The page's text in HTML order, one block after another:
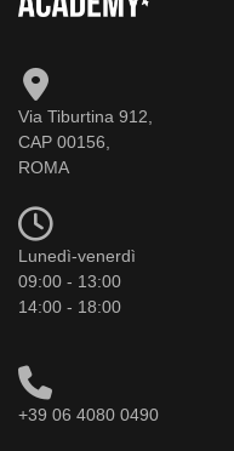
Via Tiburtina 912,
CAP 00156,
ROMA
Lunedì-venerdì
09:00 - 13:00
14:00 - 18:00
+39 06 4080 0490